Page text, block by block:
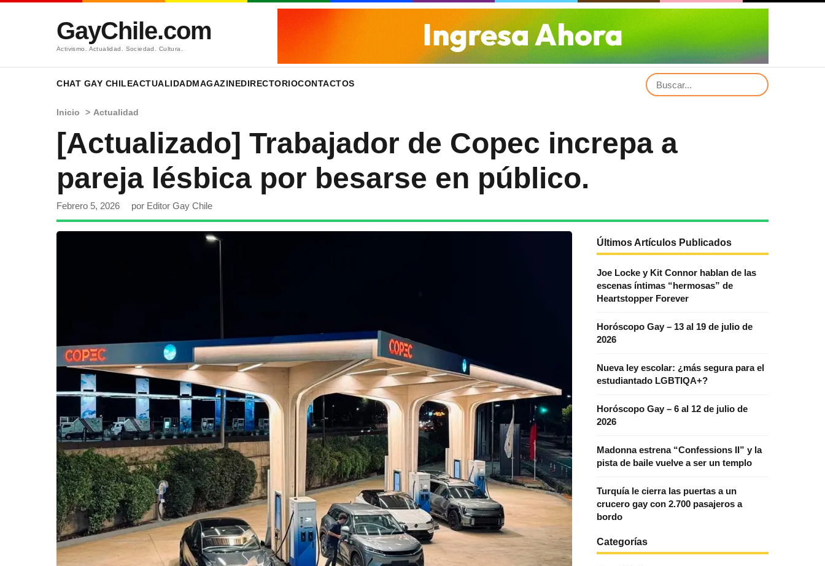
GayChile.com
Activismo. Actualidad. Sociedad. Cultura.
CHAT GAY CHILEACTUALIDADMAGAZINEDIRECTORIOCONTACTOS
Inicio > Actualidad
[Actualizado] Trabajador de Copec increpa a
pareja lésbica por besarse en público.
Febrero 5, 2026 por Editor Gay Chile
Últimos Artículos Publicados
Joe Locke y Kit Connor hablan de las
escenas íntimas “hermosas” de
Heartstopper Forever
Horóscopo Gay – 13 al 19 de julio de
2026
Nueva ley escolar: ¿más segura para el
estudiantado LGBTIQA+?
Horóscopo Gay – 6 al 12 de julio de
2026
Madonna estrena “Confessions II” y la
pista de baile vuelve a ser un templo
Turquía le cierra las puertas a un
crucero gay con 2.700 pasajeros a
bordo
Categorías